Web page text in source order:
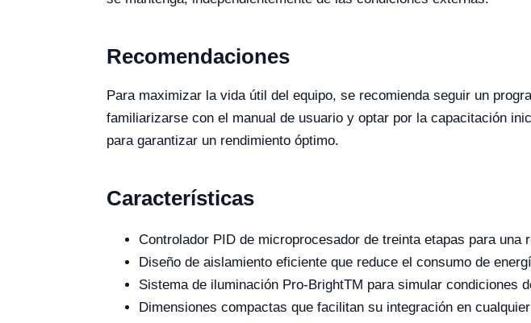
Recomendaciones
Para maximizar la vida útil del equipo, se recomienda seguir un
familiarizarse con el manual de usuario y optar por la capacitación
para garantizar un rendimiento óptimo.
Características
Controlador PID de microprocesador de treinta etapas para una
Diseño de aislamiento eficiente que reduce el consumo de
Sistema de iluminación Pro-BrightTM para simular condiciones
Dimensiones compactas que facilitan su integración en